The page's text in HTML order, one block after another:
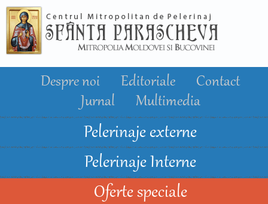
conţinutul
principal
Despre noi Editoriale
Contact
Jurnal
Multimedia
Pelerinaje externe
Pelerinaje Interne
Oferte speciale